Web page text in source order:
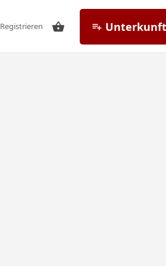
Registrieren